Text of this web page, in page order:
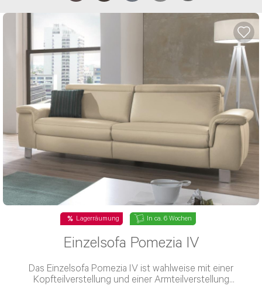
Beantwortung Deiner Anfrage länger. Wir
geben alles, um Dein Anliegen so schnell wie
möglich zu beantworten und bitten Dich um
Geduld. Falls du bereits eine E-Mail geschrieben
hast, werden wir Dir selbstverständlich
antworten, eine weitere Anfrage ist nicht
erforderlich.
Betreff wählen*
Herr Frau
Vorname*
Lagerräumung In ca. 6 Wochen
Einzelsofa Pomezia IV
Das Einzelsofa Pomezia IV ist wahlweise mit einer
Kopfteilverstellung und einer Armteilverstellung